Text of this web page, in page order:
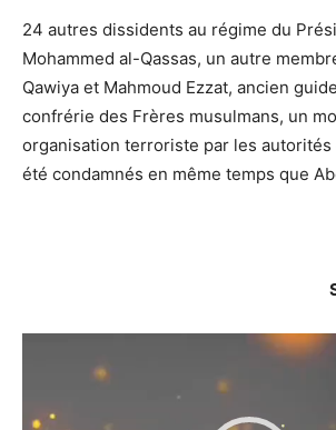
24 autres dissidents au régime du
Mohammed al-Qassas, un autre
Qawiya et Mahmoud Ezzat, ancien
confrérie des Frères musulmans, un
organisation terroriste par les
été condamnés en même temps que
Lecteur